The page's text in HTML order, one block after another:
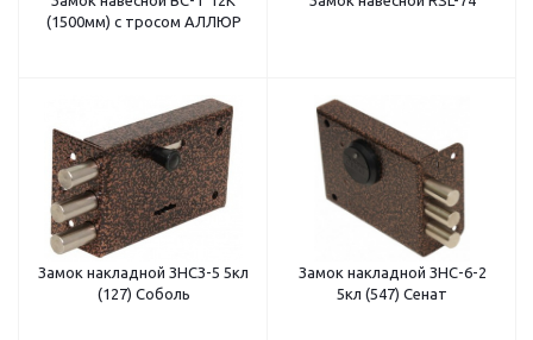
(1500мм) с тросом АЛЛЮР
Замок накладной ЗНСЗ-5 5кл
(127) Соболь
Замок накладной ЗНС-6-2
5кл (547) Сенат